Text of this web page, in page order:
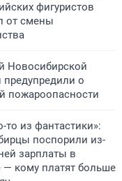
фигуристов
от смены
Новосибирской
предупредили о
пожароопасности
то из фантастики»:
поспорили из-
зарплаты в
— кому платят больше